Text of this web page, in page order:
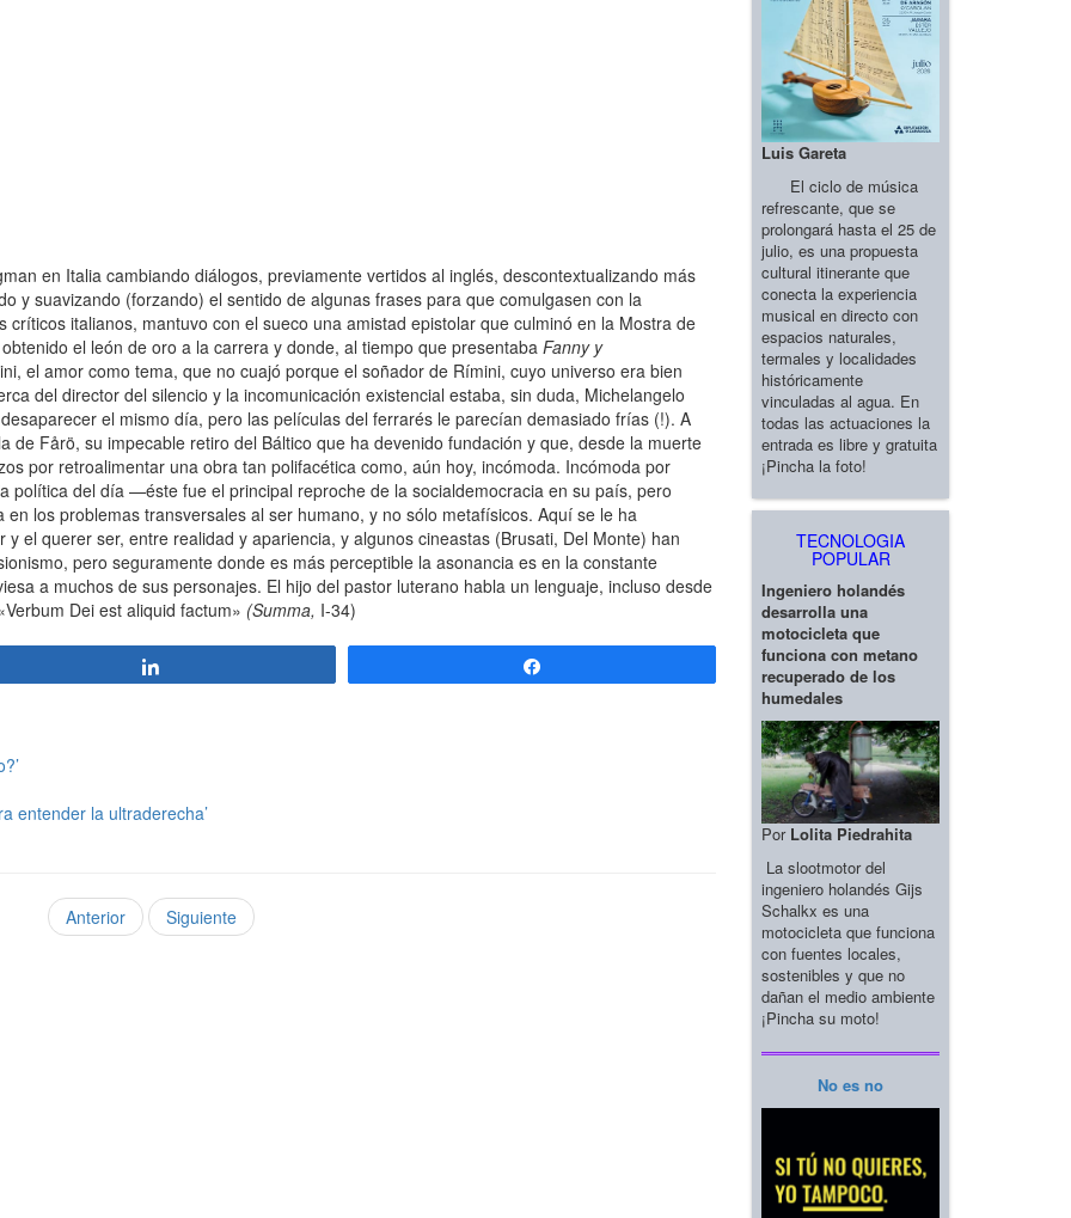
en Italia cambiando diálogos, previamente vertidos al inglés, descontextualizando más
y suavizando (forzando) el sentido de algunas frases para que comulgasen con la
italianos, mantuvo con el sueco una amistad epistolar que culminó en la Mostra de
el león de oro a la carrera y donde, al tiempo que presentaba Fanny y
el amor como tema, que no cuajó porque el soñador de Rímini, cuyo universo era bien
del director del silencio y la incomunicación existencial estaba, sin duda, Michelangelo
el mismo día, pero las películas del ferrarés le parecían demasiado frías (!). A
de Fårö, su impecable retiro del Báltico que ha devenido fundación y que, desde la muerte
por retroalimentar una obra tan polifacética como, aún hoy, incómoda. Incómoda por
política del día —éste fue el principal reproche de la socialdemocracia en su país, pero
los problemas transversales al ser humano, y no sólo metafísicos. Aquí se le ha
el querer ser, entre realidad y apariencia, y algunos cineastas (Brusati, Del Monte) han
pero seguramente donde es más perceptible la asonancia es en la constante
a muchos de sus personajes. El hijo del pastor luterano habla un lenguaje, incluso desde
Dei est aliquid factum» (Summa, I-34)
entender la ultraderecha’
Anterior Siguiente
Luis Gareta
El ciclo de música
refrescante, que se
prolongará hasta el 25 de
julio, es una propuesta
cultural itinerante que
conecta la experiencia
musical en directo con
espacios naturales,
termales y localidades
históricamente
vinculadas al agua. En
todas las actuaciones la
entrada es libre y gratuita
¡Pincha la foto!
TECNOLOGIA
POPULAR
Ingeniero holandés
desarrolla una
motocicleta que
funciona con metano
recuperado de los
humedales
Por Lolita Piedrahita
La slootmotor del
ingeniero holandés Gijs
Schalkx es una
motocicleta que funciona
con fuentes locales,
sostenibles y que no
dañan el medio ambiente
¡Pincha su moto!
No es no